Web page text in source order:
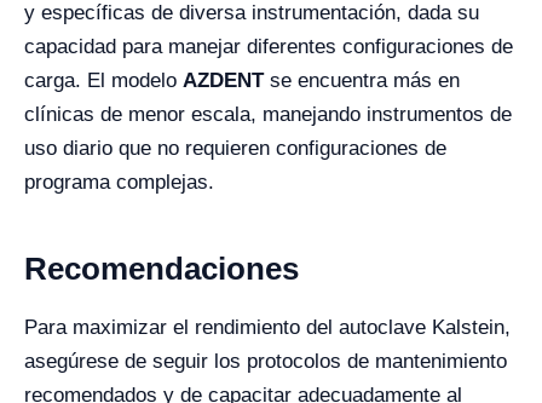
y específicas de diversa instrumentación, dada su
capacidad para manejar diferentes configuraciones de
carga. El modelo AZDENTse encuentra más en
clínicas de menor escala, manejando instrumentos de
uso diario que no requieren configuraciones de
programa complejas.
Recomendaciones
Para maximizar el rendimiento del autoclave Kalstein,
asegúrese de seguir los protocolos de mantenimiento
recomendados y de capacitar adecuadamente al